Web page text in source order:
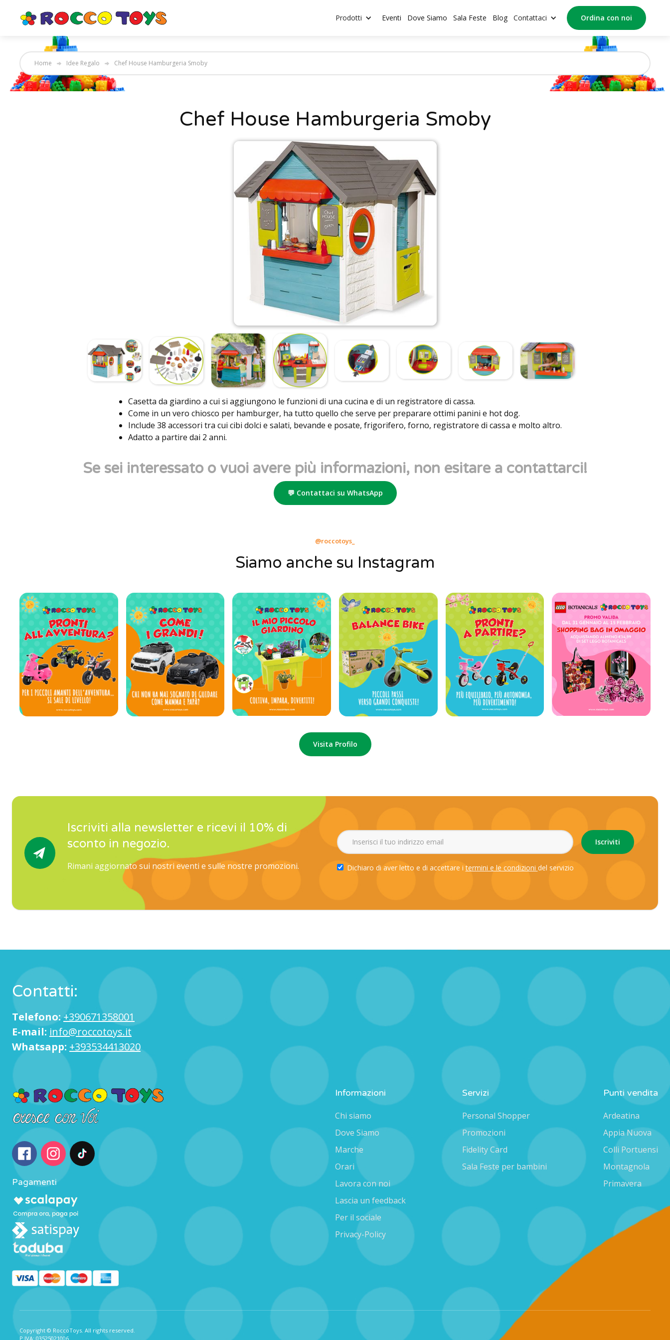
Prodotti Eventi Dove Siamo Sala Feste Blog Contattaci Ordina con noi
Home Idee Regalo Chef House Hamburgeria Smoby
Chef House Hamburgeria Smoby
Casetta da giardino a cui si aggiungono le funzioni di una cucina e di un registratore di cassa.
Come in un vero chiosco per hamburger, ha tutto quello che serve per preparare ottimi panini e hot dog.
Include 38 accessori tra cui cibi dolci e salati, bevande e posate, frigorifero, forno, registratore di cassa e molto altro.
Adatto a partire dai 2 anni.
Se sei interessato o vuoi avere più informazioni, non esitare a contattarci!
💬 Contattaci su WhatsApp
@roccotoys_
Siamo anche su Instagram
Visita Profilo
Iscriviti alla newsletter e ricevi il 10% di
sconto in negozio.
Rimani aggiornato sui nostri eventi e sulle nostre promozioni. Dichiaro di aver letto e di accettare itermini e le condizioni del servizio
Contatti:
Telefono:+390671358001
E-mail: info@roccotoys.it
Whatsapp: +393534413020
Pagamenti
Informazioni
Chi siamo
Dove Siamo
Marche
Orari
Lavora con noi
Lascia un feedback
Per il sociale
Privacy-Policy
Servizi
Personal Shopper
Promozioni
Fidelity Card
Sala Feste per bambini
Punti vendita
Ardeatina
Appia Nuova
Colli Portuensi
Montagnola
Primavera
Copyright © RoccoToys. All rights reserved.
P.IVA: 03525021006